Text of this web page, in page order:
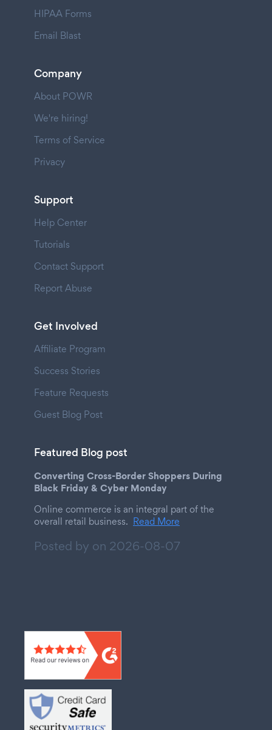
HIPAA Forms
Email Blast
Company
About POWR
We're hiring!
Terms of Service
Privacy
Support
Help Center
Tutorials
Contact Support
Report Abuse
Get Involved
Affiliate Program
Success Stories
Feature Requests
Guest Blog Post
Featured Blog post
Converting Cross-Border Shoppers During
Black Friday & Cyber Monday
Online commerce is an integral part of the
overall retail business. Read More
Posted by on 2026-08-07